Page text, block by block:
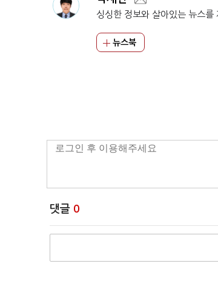
싱싱한 정보와 살아있는 뉴스를
뉴스북
댓글 0